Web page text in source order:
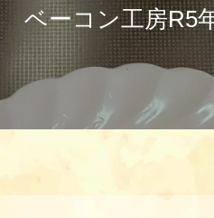
ベーコン工房R5